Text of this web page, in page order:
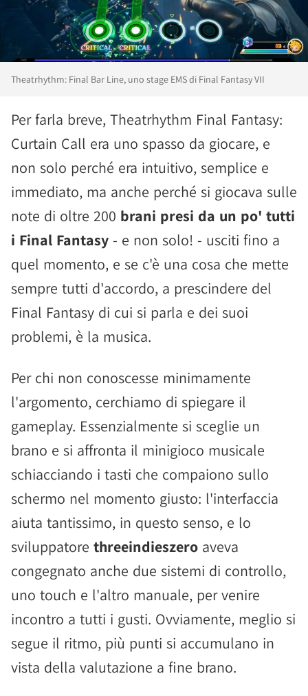
Theatrhythm: Final Bar Line, uno stage EMS di Final Fantasy VII
Per farla breve, Theatrhythm Final Fantasy:
Curtain Call era uno spasso da giocare, e
non solo perché era intuitivo, semplice e
immediato, ma anche perché si giocava sulle
note di oltre 200 brani presi da un po' tutti
i Final Fantasy - e non solo! - usciti fino a
quel momento, e se c'è una cosa che mette
sempre tutti d'accordo, a prescindere del
Final Fantasy di cui si parla e dei suoi
problemi, è la musica.
Per chi non conoscesse minimamente
l'argomento, cerchiamo di spiegare il
gameplay. Essenzialmente si sceglie un
brano e si affronta il minigioco musicale
schiacciando i tasti che compaiono sullo
schermo nel momento giusto: l'interfaccia
aiuta tantissimo, in questo senso, e lo
sviluppatore threeindieszero aveva
congegnato anche due sistemi di controllo,
uno touch e l'altro manuale, per venire
incontro a tutti i gusti. Ovviamente, meglio si
segue il ritmo, più punti si accumulano in
vista della valutazione a fine brano.